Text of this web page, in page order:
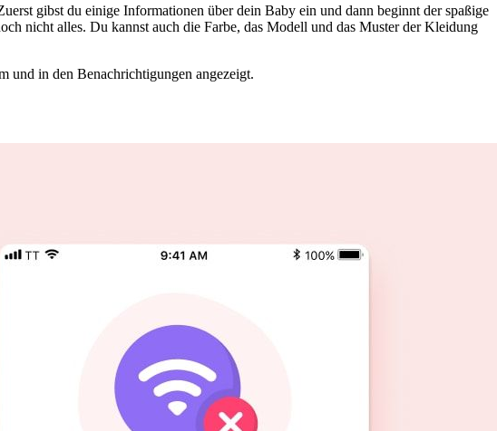
gibst du einige Informationen über dein Baby ein und dann beginnt der spaßige
nicht alles. Du kannst auch die Farbe, das Modell und das Muster der Kleidung
und in den Benachrichtigungen angezeigt.